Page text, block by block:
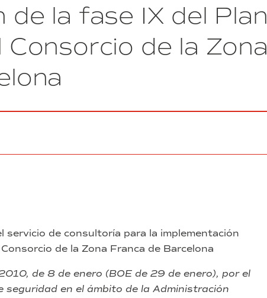
de la fase IX del Plan
de la Zona
de consultoría para la implementación
de la Zona Franca de Barcelona
de 8 de enero (BOE de 29 de enero), por el
seguridad en el ámbito de la Administración
de
y
posproducción
44/2024)